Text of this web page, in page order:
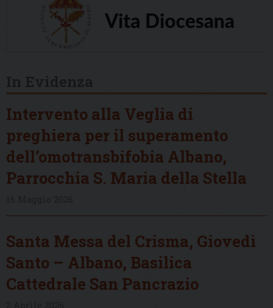
Intervento alla Veglia di
preghiera per il superamento
dell’omotransbifobia Albano,
Parrocchia S. Maria della Stella
Santa Messa del Crisma, Giovedì
Santo – Albano, Basilica
Cattedrale San Pancrazio